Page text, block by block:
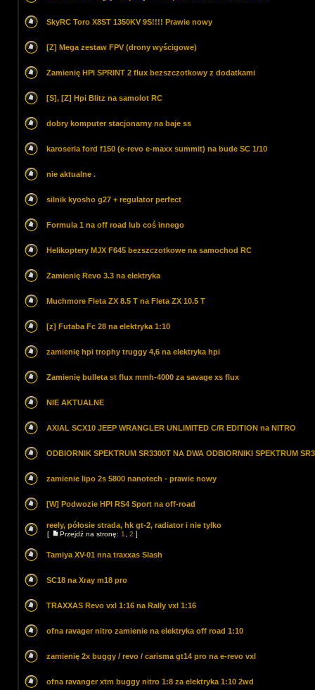
SkyRC Toro X8ST 1350KV 9S!!!! Prawie nowy
[Z] Mega zestaw FPV (drony wyścigowe)
Zamienię HPI SPRINT 2 flux bezszczotkowy z dodatkami
[S], [Z] Hpi Blitz na samolot RC
dobry komputer stacjonarny na baje ss
karoseria ford f150 (e-revo e-maxx summit) na bude SC 1/10
nie aktualne .
silnik kyosho g27 + regulator perfect
Formula 1 na off road lub coś innego
Helikoptery MJX F645 bezszczotkowe na samochod RC
Zamienię Revo 3.3 na elektryka
Muchmore Fleta ZX 8.5 T na Fleta ZX 10.5 T
[z] Futaba Fc 28 na elektryka 1:10
zamienię hpi trophy truggy 4,6 na elektryka hpi
Zamienię bulleta st flux mmh-4000 za savage xs flux
NIE AKTUALNE
AXIAL SCX10 JEEP WRANGLER UNLIMITED C/R EDITION na NITRO
ODBIORNIK SPEKTRUM SR3300T NA DWA ODBIORNIKI SPEKTRUM
zamienie lipo 2s 5800 nanotech - prawie nowy
[W] Podwozie HPI RS4 Sport na off-road
reely, półosie strada, hk gt-2, radiator i nie tylko
[ Przejdź na stronę: 1 2 ]
Tamiya XV-01 nna traxxas Slash
SC18 na Xray m18 pro
TRAXXAS Revo vxl 1:16 na Rally vxl 1:16
ofna ravager nitro zamienie na elektryka off road 1:10
zamienię 2x buggy / revo / carisma gt14 pro na e-revo vxl
ofna ravanger xtm buggy nitro 1:8 za elektryka 1:10 2wd